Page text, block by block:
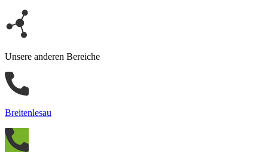
Unsere anderen Bereiche
Breitenlesau